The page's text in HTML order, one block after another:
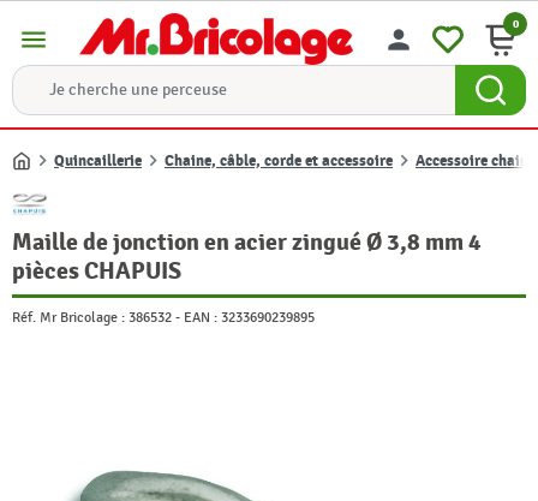
menu person 0
Accueil
Quincaillerie Chaine, câble, corde et accessoire Accessoire
Maille de jonction en acier zingué Ø 3,8 mm 4
pièces CHAPUIS
Réf. Mr Bricolage : 386532 - EAN : 3233690239895